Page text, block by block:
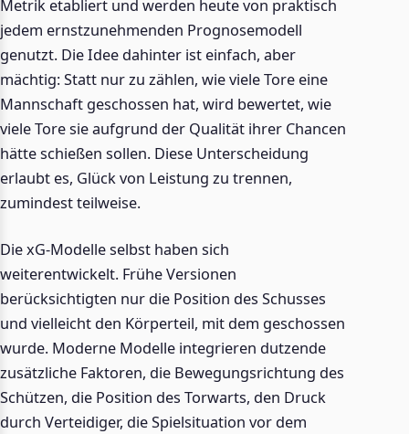
Metrik etabliert und werden heute von praktisch
jedem ernstzunehmenden Prognosemodell
genutzt. Die Idee dahinter ist einfach, aber
mächtig: Statt nur zu zählen, wie viele Tore eine
Mannschaft geschossen hat, wird bewertet, wie
viele Tore sie aufgrund der Qualität ihrer Chancen
hätte schießen sollen. Diese Unterscheidung
erlaubt es, Glück von Leistung zu trennen,
zumindest teilweise.
Die xG-Modelle selbst haben sich
weiterentwickelt. Frühe Versionen
berücksichtigten nur die Position des Schusses
und vielleicht den Körperteil, mit dem geschossen
wurde. Moderne Modelle integrieren dutzende
zusätzliche Faktoren, die Bewegungsrichtung des
Schützen, die Position des Torwarts, den Druck
durch Verteidiger, die Spielsituation vor dem